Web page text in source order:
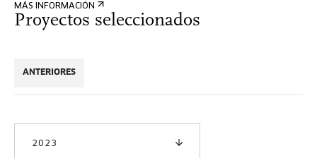
MÁS INFORMACIÓN
Proyectos seleccionados
ANTERIORES
2023